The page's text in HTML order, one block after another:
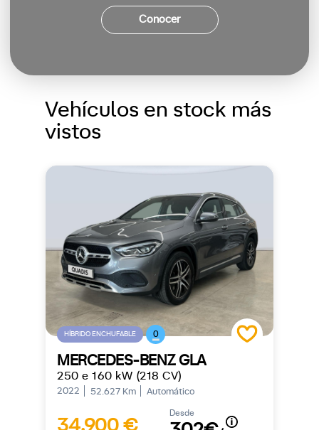
Conocer
Vehículos en stock más
vistos
HÍBRIDO ENCHUFABLE 0
MERCEDES-BENZ GLA
250 e 160 kW (218 CV)
2022 52.627 Km Automático
34.900 €
Desde